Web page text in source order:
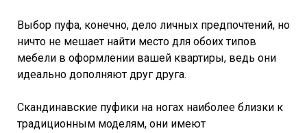
Выбор пуфа, конечно, дело личных предпочтений, но
ничто не мешает найти место для обоих типов
мебели в оформлении вашей квартиры, ведь они
идеально дополняют друг друга.
Скандинавские пуфики на ногах наиболее близки к
традиционным моделям, они имеют